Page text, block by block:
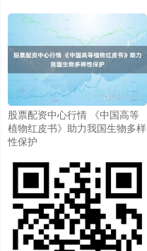
股票配资中心行情 《中国高等
植物红皮书》助力我国生物多样
性保护